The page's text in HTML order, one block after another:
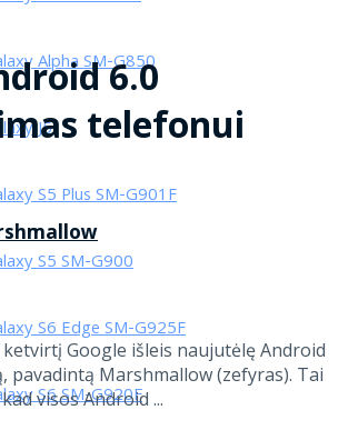
Alpha SM-G850
J5
S5 Plus SM-G901F
S5 SM-G900
S6 Edge SM-G925F
S6 SM-G920F
6.0
telefonui
Google išleis naujutėlę Android
pavadintą Marshmallow (zefyras). Tai
visos Android ...